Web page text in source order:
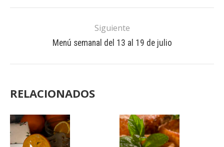
Siguiente
Menú semanal del 13 al 19 de julio
RELACIONADOS